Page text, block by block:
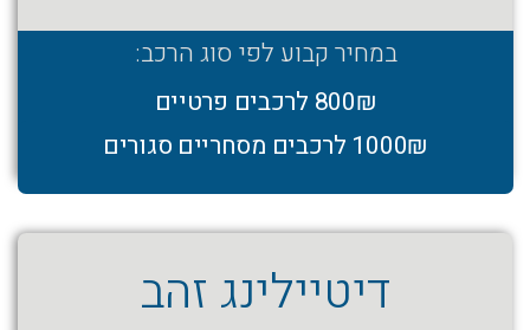
במחיר קבוע לפי סוג הרכב:
800₪ לרכבים פרטיים
1000₪ לרכבים מסחריים סגורים
דיטיילינג זהב